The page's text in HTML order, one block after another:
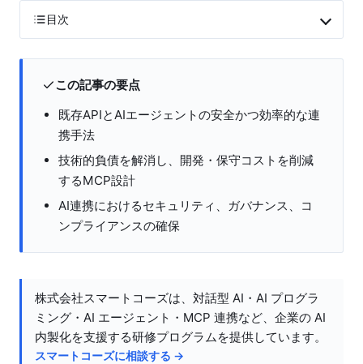
目次
この記事の要点
既存APIとAIエージェントの安全かつ効率的な連
携手法
技術的負債を解消し、開発・保守コストを削減
するMCP設計
AI連携におけるセキュリティ、ガバナンス、コ
ンプライアンスの確保
株式会社スマートコーズは、対話型 AI・AI プログラ
ミング・AI エージェント・MCP 連携など、企業の AI
内製化を支援する研修プログラムを提供しています。
スマートコーズに相談する →